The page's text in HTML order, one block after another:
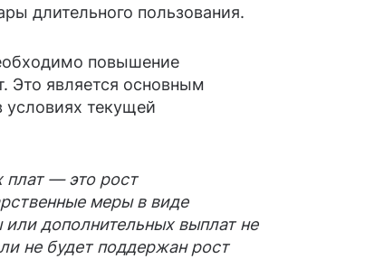
длительного пользования.
повышение
Это является основным
текущей
плат — это рост
меры в виде
дополнительных выплат не
не будет поддержан рост